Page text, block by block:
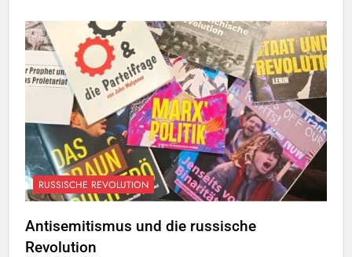
RUSSISCHE REVOLUTION
Antisemitismus und die russische
Revolution